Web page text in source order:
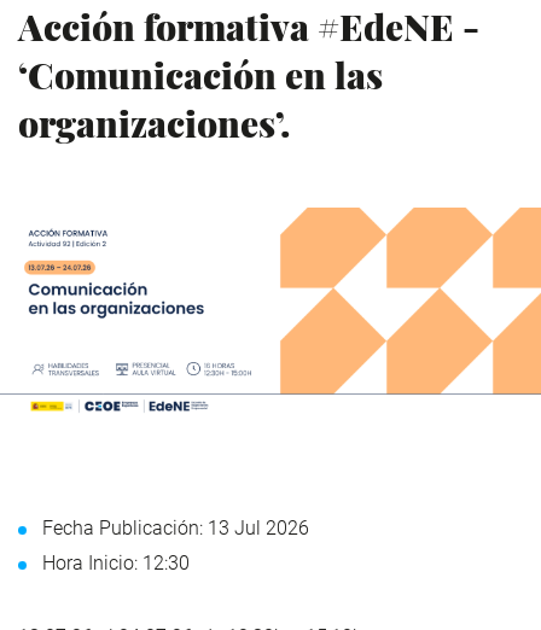
Acción formativa #EdeNE -
‘Comunicación en las
organizaciones’.
Fecha Publicación: 13 Jul 2026
Hora Inicio: 12:30